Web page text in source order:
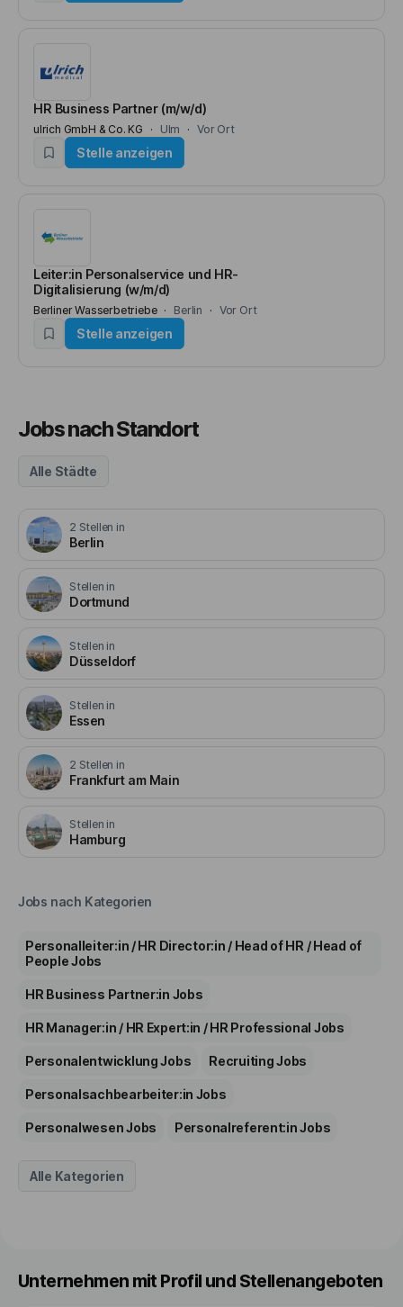
HR Business Partner (m/w/d)
ulrich GmbH & Co. KG Ulm Vor Ort
Stelle anzeigen
Leiter:in Personalservice und HR-
Digitalisierung (w/m/d)
Berliner Wasserbetriebe Berlin Vor Ort
Stelle anzeigen
Jobs nach Standort
Alle Städte
2 Stellen in
Berlin
Stellen in
Dortmund
Stellen in
Düsseldorf
Stellen in
Essen
2 Stellen in
Frankfurt am Main
Stellen in
Hamburg
Jobs nach Kategorien
Personalleiter:in / HR Director:in / Head of HR / Head of
PeopleJobs
HR Business Partner:in Jobs
HR Manager:in / HR Expert:in / HR Professional Jobs
Personalentwicklung Jobs RecruitingJobs
Personalsachbearbeiter:in Jobs
PersonalwesenJobs Personalreferent:inJobs
Alle Kategorien
Unternehmen mit Profil und Stellenangeboten